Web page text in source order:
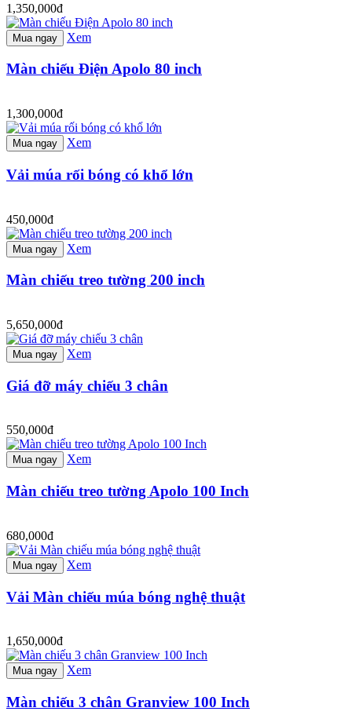
1,350,000đ
Mua ngay Xem
Màn chiếu Điện Apolo 80 inch
1,300,000đ
Mua ngay Xem
Vải múa rối bóng có khổ lớn
450,000đ
Mua ngay Xem
Màn chiếu treo tường 200 inch
5,650,000đ
Mua ngay Xem
Giá đỡ máy chiếu 3 chân
550,000đ
Mua ngay Xem
Màn chiếu treo tường Apolo 100 Inch
680,000đ
Mua ngay Xem
Vải Màn chiếu múa bóng nghệ thuật
1,650,000đ
Mua ngay Xem
Màn chiếu 3 chân Granview 100 Inch